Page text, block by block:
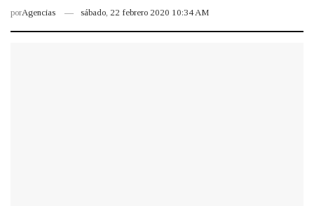
porAgencias sábado, 22 febrero 2020 10:34 AM